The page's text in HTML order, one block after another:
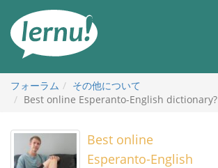
フォーラム
その他について
Best online Esperanto-English dictionary?
Best online
Esperanto-English